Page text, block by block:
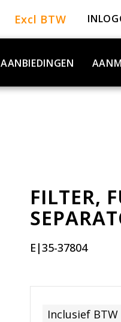
Excl BTW
AANBIEDINGEN
FILTER,
E|35-37804
Inclusief BTW